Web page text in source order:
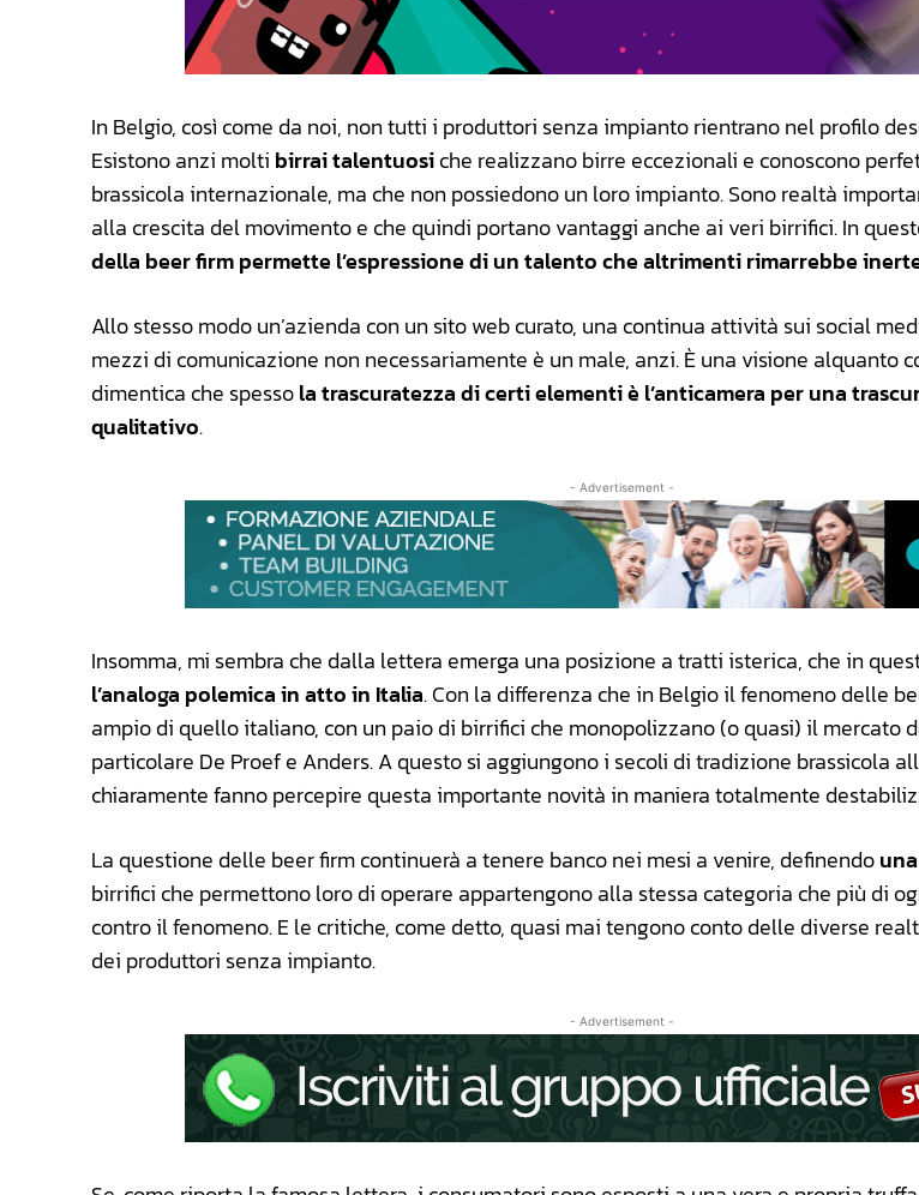
In Belgio, così come da noi, non tutti i produttori senza impianto rientrano nel profilo
Esistono anzi molti birrai talentuosiche realizzano birre eccezionali e conoscono
brassicola internazionale, ma che non possiedono un loro impianto. Sono realtà
alla crescita del movimento e che quindi portano vantaggi anche ai veri birrifici. In
della beer firm permette l’espressione di un talento che altrimenti rimarrebbe
Allo stesso modo un’azienda con un sito web curato, una continua attività sui social
mezzi di comunicazione non necessariamente è un male, anzi. È una visione alquanto
dimentica che spessola trascuratezza di certi elementi è l’anticamera per una
qualitativo.
- Advertisement -
Insomma, mi sembra che dalla lettera emerga una posizione a tratti isterica, che in
l’analoga polemica in atto in Italia. Con la differenza che in Belgio il fenomeno delle
ampio di quello italiano, con un paio di birrifici che monopolizzano (o quasi) il mercato
particolare De Proef e Anders. A questo si aggiungono i secoli di tradizione brassicola
chiaramente fanno percepire questa importante novità in maniera totalmente
La questione delle beer firm continuerà a tenere banco nei mesi a venire, definendo
birrifici che permettono loro di operare appartengono alla stessa categoria che più di
contro il fenomeno. E le critiche, come detto, quasi mai tengono conto delle diverse
dei produttori senza impianto.
- Advertisement -